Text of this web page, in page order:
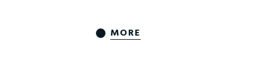
MORE